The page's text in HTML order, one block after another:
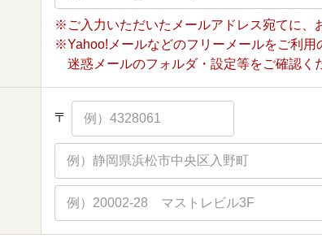
※ご入力いただいたメールアドレス宛てに、
※Yahoo!メールなどのフリーメールをご利用
迷惑メールのフォルダ・設定等をご確認く
〒